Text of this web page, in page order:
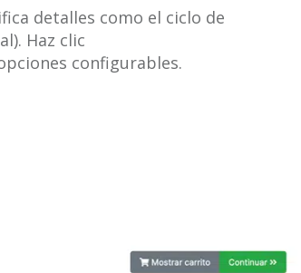
detalles como el ciclo de
Haz clic
configurables.​